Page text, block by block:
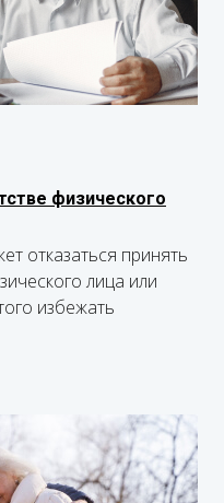
физического
отказаться принять
лица или
избежать